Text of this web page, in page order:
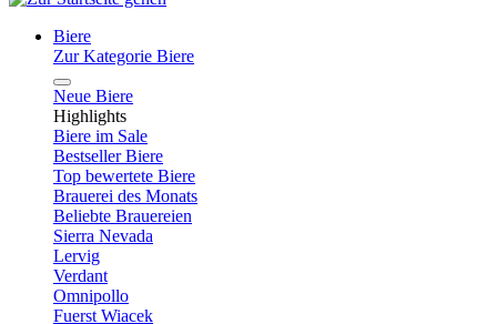
Biere
Zur Kategorie Biere
Neue Biere
Highlights
Biere im Sale
Bestseller Biere
Top bewertete Biere
Brauerei des Monats
Beliebte Brauereien
Sierra Nevada
Lervig
Verdant
Omnipollo
Fuerst Wiacek